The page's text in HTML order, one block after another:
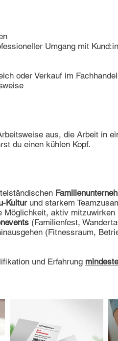
Umgang mit
oder Verkauf im Fachhandel
aus, die Arbeit in
du einen kühlen Kopf.
Kulturund starkem
Möglichkeit, aktiv
(Familienfest,
(Fitnessraum,
und Erfahrung